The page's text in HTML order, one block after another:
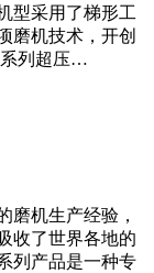
型采用了梯形工
磨机技术，开创
系列超压…
磨机生产经验，
收了世界各地的
列产品是一种专